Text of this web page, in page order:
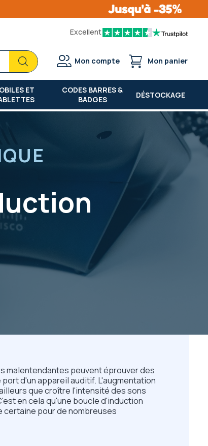
Excellent
Chercher
Chercher
Mon compte Mon panier
ET
CODES BARRES &
BADGES
DÉSTOCKAGE
malentendantes peuvent éprouver des
d'un appareil auditif. L'augmentation
que croître l'intensité des sons
en cela qu'une boucle d'induction
certaine pour de nombreuses